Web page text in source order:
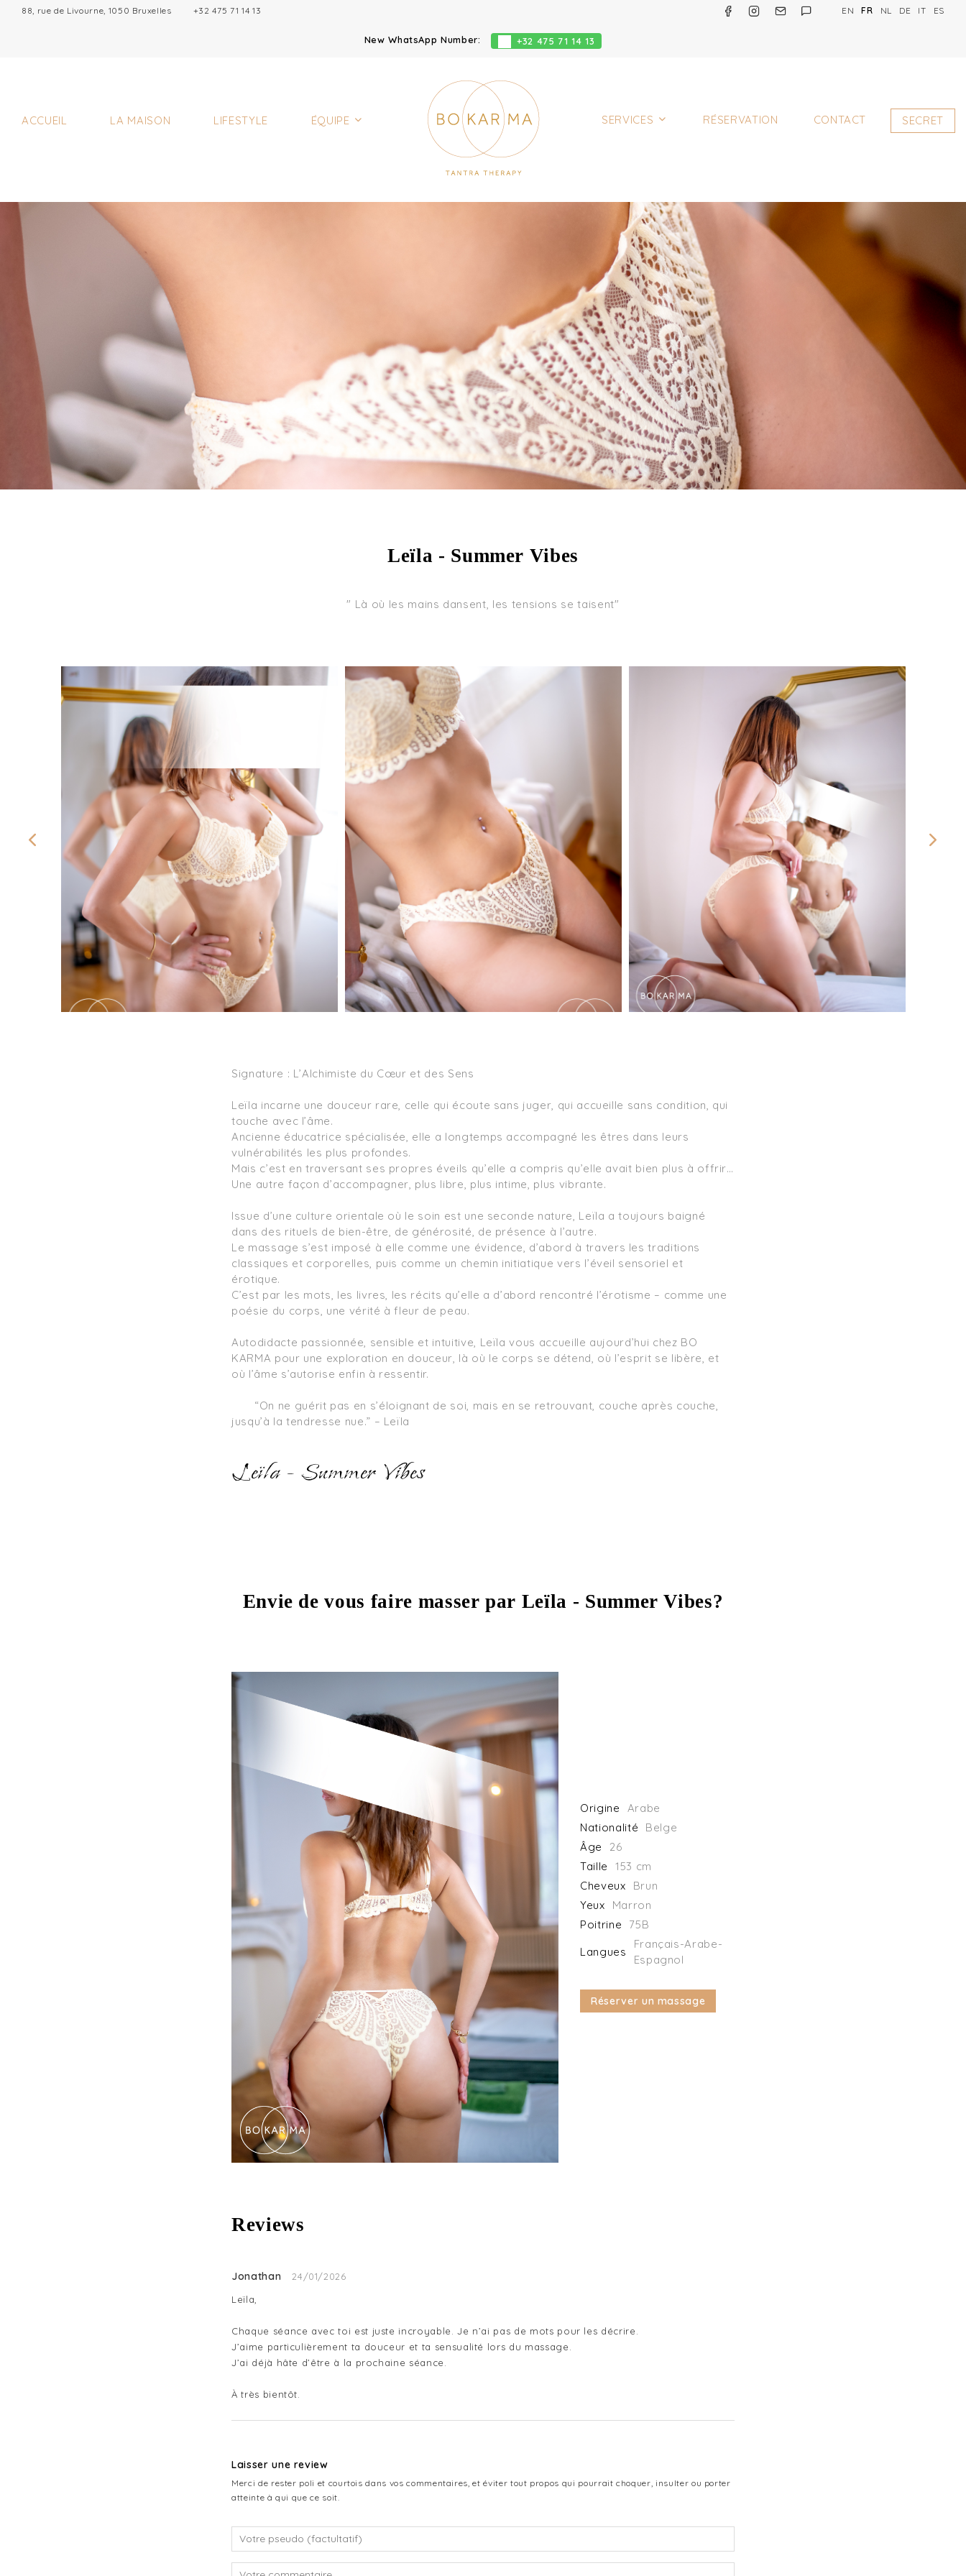
88, rue de Livourne, 1050 Bruxelles +32 475 71 14 13 EN FR NL DE IT ES
New WhatsApp Number: +32 475 71 14 13
ACCUEIL LA MAISON LIFESTYLE ÉQUIPE SERVICES RÉSERVATION CONTACT SECRET
Leïla - Summer Vibes
" Là où les mains dansent, les tensions se taisent"
Signature : L’Alchimiste du Cœur et des Sens
Leïla incarne une douceur rare, celle qui écoute sans juger, qui accueille sans condition, qui
touche avec l’âme.
Ancienne éducatrice spécialisée, elle a longtemps accompagné les êtres dans leurs
vulnérabilités les plus profondes.
Mais c’est en traversant ses propres éveils qu’elle a compris qu’elle avait bien plus à offrir…
Une autre façon d’accompagner, plus libre, plus intime, plus vibrante.
Issue d’une culture orientale où le soin est une seconde nature, Leïla a toujours baigné
dans des rituels de bien-être, de générosité, de présence à l’autre.
Le massage s’est imposé à elle comme une évidence, d’abord à travers les traditions
classiques et corporelles, puis comme un chemin initiatique vers l’éveil sensoriel et
érotique.
C’est par les mots, les livres, les récits qu’elle a d’abord rencontré l’érotisme – comme une
poésie du corps, une vérité à fleur de peau.
Autodidacte passionnée, sensible et intuitive, Leïla vous accueille aujourd’hui chez BO
KARMA pour une exploration en douceur, là où le corps se détend, où l’esprit se libère, et
où l’âme s’autorise enfin à ressentir.
jusqu’à la tendresse nue.” – Leïla
Leïla - Summer Vibes
Envie de vous faire masser par Leïla - Summer Vibes?
Origine
Arabe
Nationalité
Belge
Âge
26
Taille
153 cm
Cheveux
Brun
Yeux
Marron
Poitrine
75B
Langues
Français-Arabe-
Espagnol
Réserver un massage
Reviews
Jonathan
24/01/2026
Leïla,
Chaque séance avec toi est juste incroyable. Je n’ai pas de mots pour les décrire.
J’aime particulièrement ta douceur et ta sensualité lors du massage.
J’ai déjà hâte d’être à la prochaine séance.
À très bientôt.
Laisser une review
Merci de rester poli et courtois dans vos commentaires, et éviter tout propos qui pourrait choquer, insulter ou porter
atteinte à qui que ce soit.